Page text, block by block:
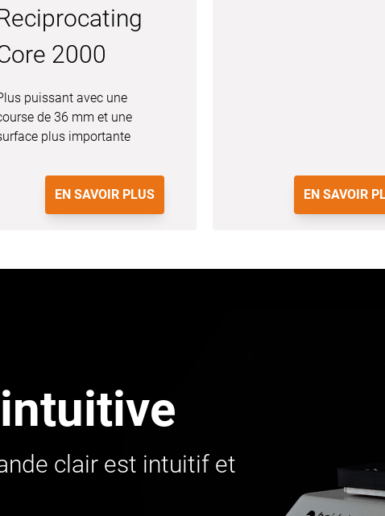
2000
puissant avec une
de 36 mm et une
plus importante
EN SAVOIR PLUS EN SAVOIR
clair est intuitif et